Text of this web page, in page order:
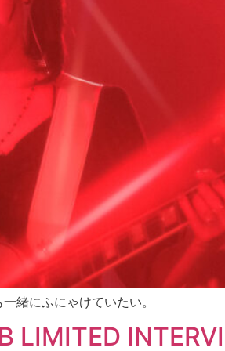
緒にふにゃけていたい。
LIMITED